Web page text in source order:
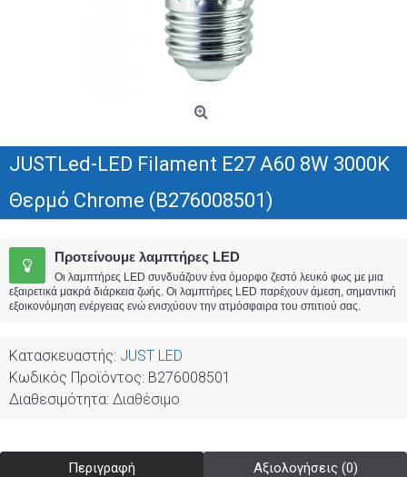
JUSTLed-LED Filament Ε27 A60 8W 3000K
Θερμό Chrome (B276008501)
Προτείνουμε λαμπτήρες LED
Οι λαμπτήρες LED συνδυάζουν ένα όμορφο ζεστό λευκό φως με μια
εξαιρετικά μακρά διάρκεια ζωής. Οι λαμπτήρες LED παρέχουν άμεση, σημαντική
εξοικονόμηση ενέργειας ενώ ενισχύουν την ατμόσφαιρα του σπιτιού σας.
Κατασκευαστής: JUST LED
Κωδικός Προϊόντος: B276008501
Διαθεσιμότητα: Διαθέσιμο
Περιγραφή Αξιολογήσεις (0)